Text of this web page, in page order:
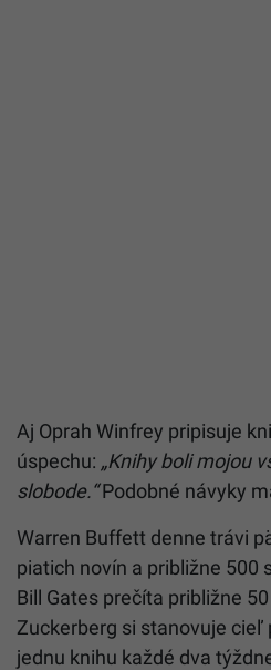
Aj Oprah Winfrey pripisuje
úspechu: „Knihy boli mojou
slobode.“Podobné návyky
Warren Buffett denne trávi
piatich novín a približne 500
Bill Gates prečíta približne
Zuckerberg si stanovuje
jednu knihu každé dva